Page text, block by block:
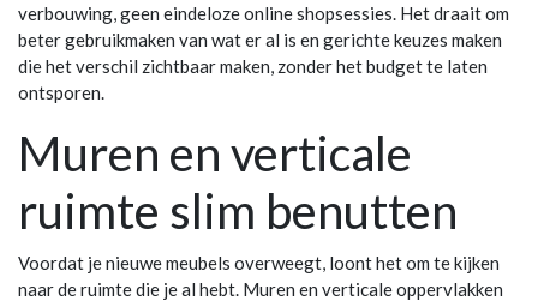
verbouwing, geen eindeloze online shopsessies. Het draait om
beter gebruikmaken van wat er al is en gerichte keuzes maken
die het verschil zichtbaar maken, zonder het budget te laten
ontsporen.
Muren en verticale
ruimte slim benutten
Voordat je nieuwe meubels overweegt, loont het om te kijken
naar de ruimte die je al hebt. Muren en verticale oppervlakken